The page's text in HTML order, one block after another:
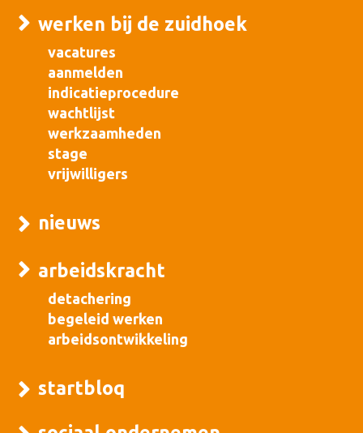
werken bij de zuidhoek
vacatures
aanmelden
indicatieprocedure
wachtlijst
werkzaamheden
stage
vrijwilligers
nieuws
arbeidskracht
detachering
begeleid werken
arbeidsontwikkeling
startbloq